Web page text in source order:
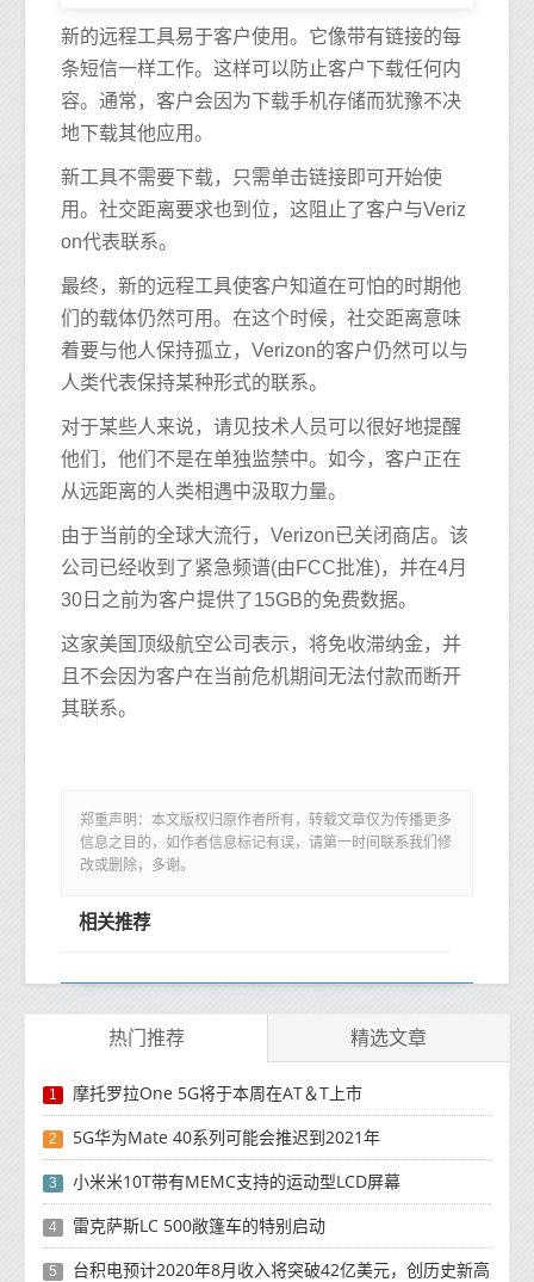
新的远程工具易于客户使用。它像带有链接的每
条短信一样工作。这样可以防止客户下载任何内
容。通常，客户会因为下载手机存储而犹豫不决
地下载其他应用。
新工具不需要下载，只需单击链接即可开始使
用。社交距离要求也到位，这阻止了客户与Veriz
on代表联系。
最终，新的远程工具使客户知道在可怕的时期他
们的载体仍然可用。在这个时候，社交距离意味
着要与他人保持孤立，Verizon的客户仍然可以与
人类代表保持某种形式的联系。
对于某些人来说，请见技术人员可以很好地提醒
他们，他们不是在单独监禁中。如今，客户正在
从远距离的人类相遇中汲取力量。
由于当前的全球大流行，Verizon已关闭商店。该
公司已经收到了紧急频谱(由FCC批准)，并在4月
30日之前为客户提供了15GB的免费数据。
这家美国顶级航空公司表示，将免收滞纳金，并
且不会因为客户在当前危机期间无法付款而断开
其联系。
郑重声明：本文版权归原作者所有，转载文章仅为传播更多
信息之目的，如作者信息标记有误，请第一时间联系我们修
改或删除，多谢。
相关推荐
热门推荐 精选文章
1 摩托罗拉One 5G将于本周在AT＆T上市
2 5G华为Mate 40系列可能会推迟到2021年
3 小米米10T带有MEMC支持的运动型LCD屏幕
4 雷克萨斯LC 500敞篷车的特别启动
5 台积电预计2020年8月收入将突破42亿美元，创历史新高